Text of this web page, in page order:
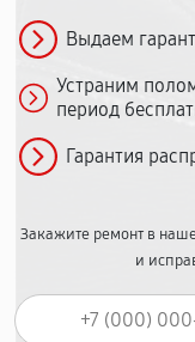
Выдаем
Устраним
период
Гарантия
Закажите ремонт в
и